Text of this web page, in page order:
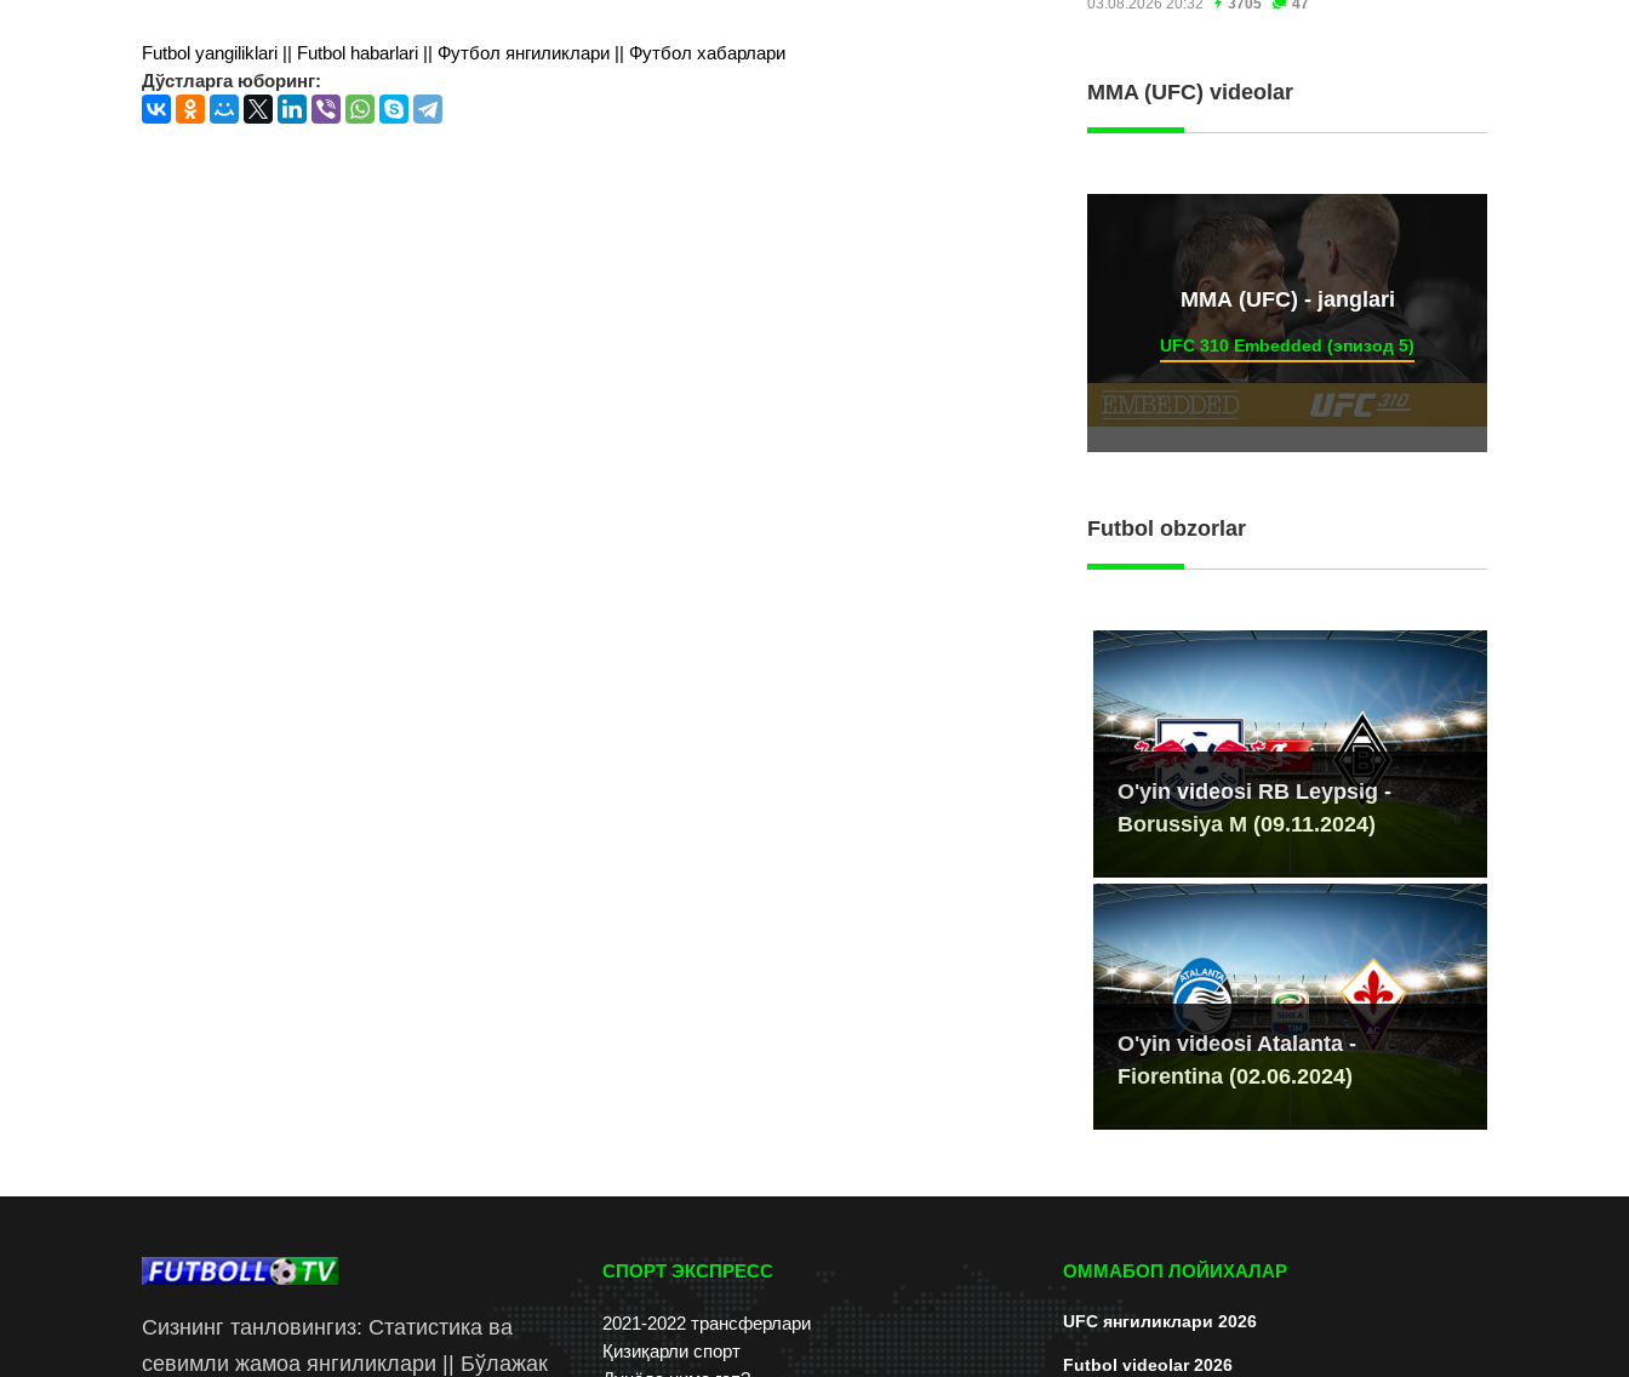
Futbol yangiliklari || Futbol habarlari || Футбол янгиликлари || Футбол хабарлари
Дўстларга юборинг:
03.08.2026 20:32 3705 47
MMA (UFC) videolar
ММА (UFC) - janglari
UFC 310 Embedded (эпизод 5)
Futbol obzorlar
O'yin videosi RB Leypsig -
Borussiya M (09.11.2024)
O'yin videosi Atalanta -
Fiorentina (02.06.2024)
Сизнинг танловингиз: Статистика ва
севимли жамоа янгиликлари || Бўлажак
СПОРТ ЭКСПРЕСС
2021-2022 трансферлари
Қизиқарли спорт
ОММАБОП ЛОЙИХАЛАР
UFC янгиликлари 2026
Futbol videolar 2026